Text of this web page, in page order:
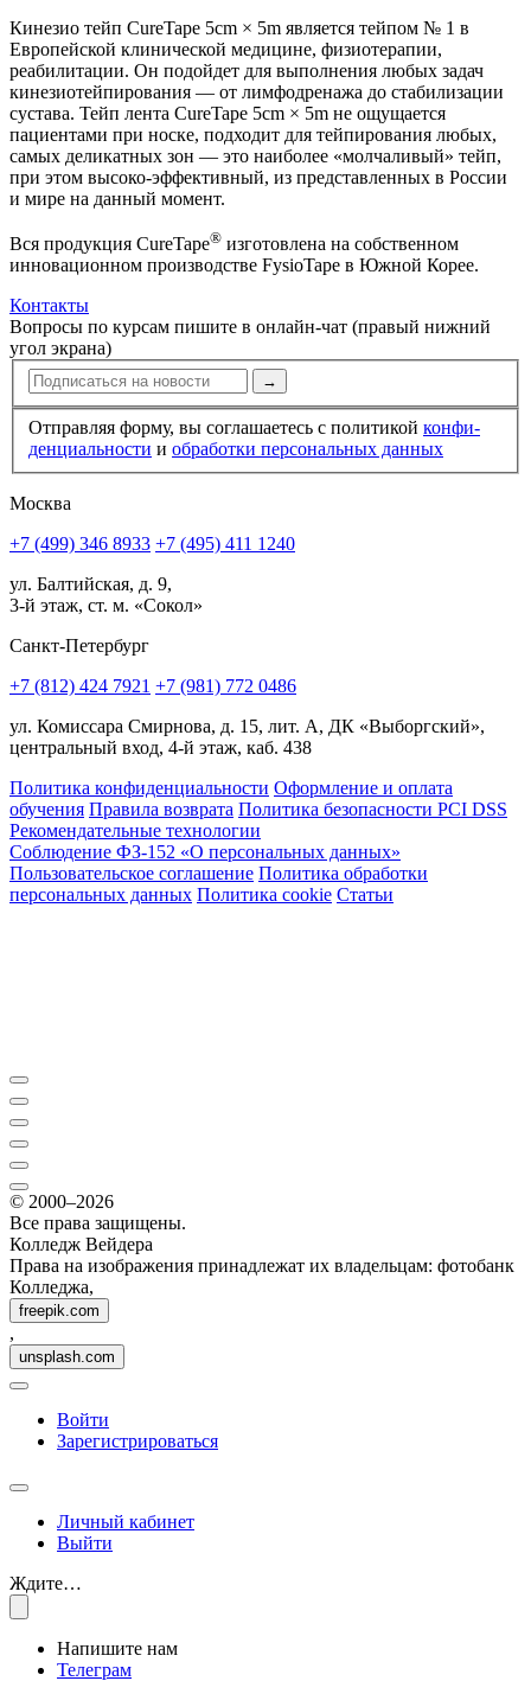
Кинезио­ тейп CureTape 5cm × 5m является тейпом № 1 в
Европейской клинической медицин­е, физиотерапии,
реабилитации. Он подойдет для выполнения любых задач
кинезио­тейпирования — от лимфодренажа до стабилизации
сустава. Тейп лента CureTape 5cm × 5m не ощущается
пациентами при носке, подходит для тейпирования любых,
самых деликатных зон — это наиболее «молчаливый» тейп,
при этом высоко-эффективный, из представленных в России
и мире на данный момент.
Вся продукция CureTape® изготовлена на собственном
инновационном производстве FysioTape в Южной Корее.
Контакты
Вопросы по курсам пишите в онлайн-чат (правый нижний
угол экрана)
→
Отправляя форму, вы соглашаетесь с политикой конфи­
ден­циальности и обработки персональных данных
Москва
+7 (499) 346 8933 +7 (495) 411 1240
ул. Балтийская, д. 9,
3-й этаж, ст. м. «Сокол»
Санкт-Петербург
+7 (812) 424 7921 +7 (981) 772 0486
ул. Комиссара Смирнова, д. 15, лит. А, ДК «Выборгский»,
центральный вход, 4-й этаж, каб. 438
Политика конфиденциальности Оформление и оплата
обучения Правила возврата Политика безопасности PCI DSS
Рекомендательные технологии
Соблюдение ФЗ-152 «О персональ­ных данных»
Пользовательское соглашение Политика обработки
персональных данных Политика cookie Статьи
© 2000–2026
Все права защищены.
Колледж Вейдера
Права на изображения принадлежат их владельцам: фотобанк
Колледжа,
freepik.com
,
unsplash.com
Войти
Зарегистрироваться
Личный кабинет
Выйти
Ждите…
Напишите нам
Телеграм